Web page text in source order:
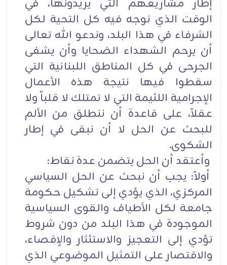
إطار مشاريعهم التي يريدونها، في
الوقت الذي نوجه فيه كل التحية لكل
الشرفاء في هذا البلد، وندعو الله تعالى
أن يرحم الشهداء الضحايا وأن يشفى
الجرحى في كل المناطق اللبنانية التي
سقطوا فيها نتيجة هذه الأعمال
الإجرامية اللئيمة التي لا تمتلك لا قلباً ولا
عقلاً، على قاعدة أن ننطلق من الألم
للبحث عن الحل لا أن نبقى في إطار
الشكوى.
وأعتقد أن الحل يتضمن عدة نقاط:
أولاً: يجب أن نبحث عن الحل السياسي
المركزي، الذي يؤدي إلى تشكيل حكومة
جامعة لكل الأطياف والقوى السياسية
الموجودة في هذا البلد من دون شروط
تؤدي إلى التعجيز والاستئثار والإقصاء،
والاقتصار على التمثيل الموضوعي الذي